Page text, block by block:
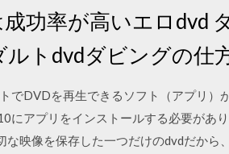
成功率が高いエロdvd
トdvdダビングの仕
でDVDを再生できるソフト（アプリ
にアプリをインストールする必要があ
な映像を保存した一つだけのdvdだから